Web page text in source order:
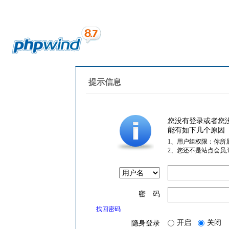
提示信息
您没有登录或者您
能有如下几个原因
1、用户组权限：你所
2、您还不是站点会员
密 码
找回密码
隐身登录 开启 关闭